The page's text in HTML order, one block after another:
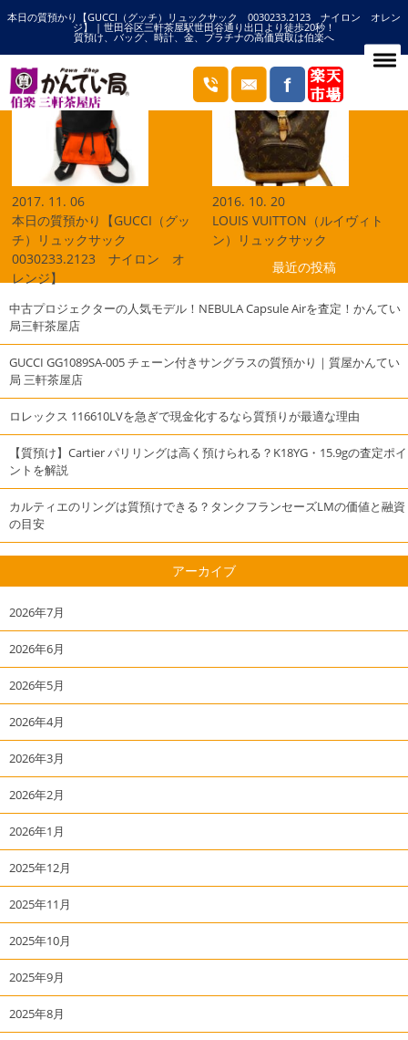
本日の質預かり【GUCCI（グッチ）リュックサック 0030233.2123 ナイロン オレン
ジ】 | 世田谷区三軒茶屋駅世田谷通り出口より徒歩20秒！
質預け、バッグ、時計、金、プラチナの高価買取は伯楽へ
HOME リュックサックの記事一覧
ブログ
2017. 11. 06
本日の質預かり【GUCCI（グッ
チ）リュックサック
0030233.2123 ナイロン オ
レンジ】
2016. 10. 20
LOUIS VUITTON（ルイヴィト
ン）リュックサック
最近の投稿
中古プロジェクターの人気モデル！NEBULA Capsule Airを査定！かんてい
局三軒茶屋店
GUCCI GG1089SA-005 チェーン付きサングラスの質預かり｜質屋かんてい
局 三軒茶屋店
ロレックス 116610LVを急ぎで現金化するなら質預りが最適な理由
【質預け】Cartier パリリングは高く預けられる？K18YG・15.9gの査定ポイ
ントを解説
カルティエのリングは質預けできる？タンクフランセーズLMの価値と融資
の目安
アーカイブ
2026年7月
2026年6月
2026年5月
2026年4月
2026年3月
2026年2月
2026年1月
2025年12月
2025年11月
2025年10月
2025年9月
2025年8月